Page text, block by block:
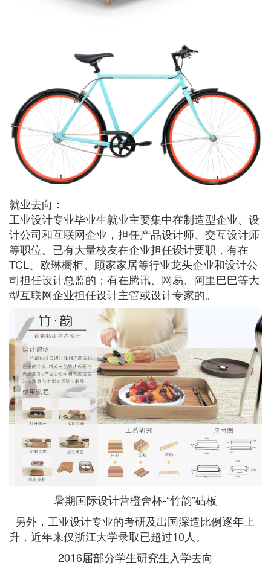
就业去向：
工业设计专业毕业生就业主要集中在制造型企业、设
计公司和互联网企业，担任产品设计师、交互设计师
等职位。已有大量校友在企业担任设计要职，有在
TCL、欧琳橱柜、顾家家居等行业龙头企业和设计公
司担任设计总监的；有在腾讯、网易、阿里巴巴等大
型互联网企业担任设计主管或设计专家的。
暑期国际设计营橙舍杯-“竹韵”砧板
另外，工业设计专业的考研及出国深造比例逐年上
升，近年来仅浙江大学录取已超过10人。
2016届部分学生研究生入学去向